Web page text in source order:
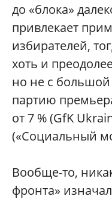
до «блока»
привлекает
избирателей,
хоть и
но не с
партию
от 7 % (GfK
(«Социальный
Вообще-то,
фронта»